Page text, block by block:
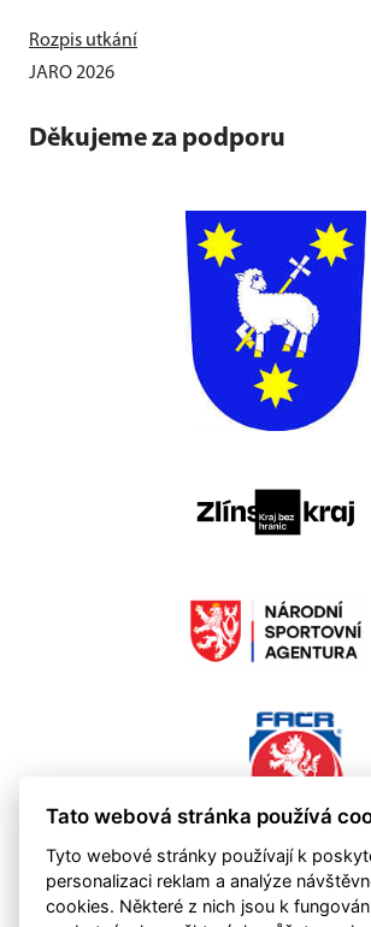
Rozpis utkání
JARO 2026
Děkujeme za podporu
Tato webová stránka používá
Tyto webové stránky používají k
personalizaci reklam a analýze
cookies. Některé z nich jsou k